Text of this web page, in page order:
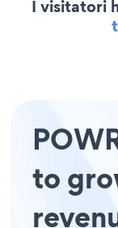
I visitatori
to